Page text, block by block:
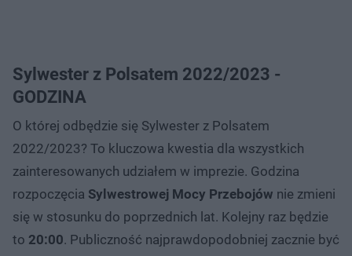
Sylwester z Polsatem 2022/2023 -
GODZINA
O której odbędzie się Sylwester z Polsatem
2022/2023? To kluczowa kwestia dla wszystkich
zainteresowanych udziałem w imprezie. Godzina
rozpoczęcia Sylwestrowej Mocy Przebojów nie zmieni
się w stosunku do poprzednich lat. Kolejny raz będzie
to 20:00. Publiczność najprawdopodobniej zacznie być